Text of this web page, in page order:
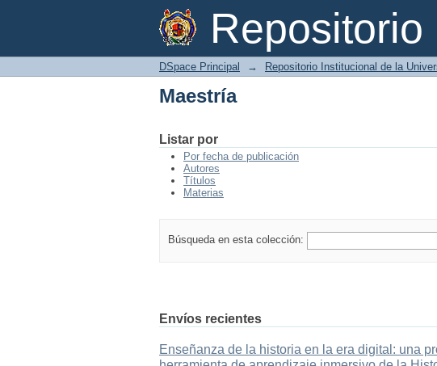
Repositorio
Maestría
DSpace Principal → Repositorio Institucional de la
Maestría
Listar por
Por fecha de publicación
Autores
Títulos
Materias
Búsqueda en esta colección:
Envíos recientes
Enseñanza de la historia en la era digital: una